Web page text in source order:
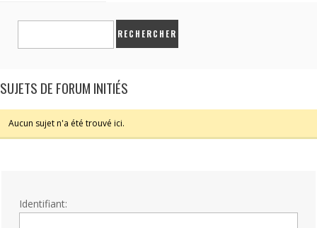
SUJETS DE FORUM INITIÉS
Aucun sujet n'a été trouvé ici.
Identifiant: